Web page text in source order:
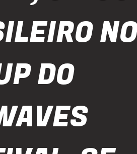
DO